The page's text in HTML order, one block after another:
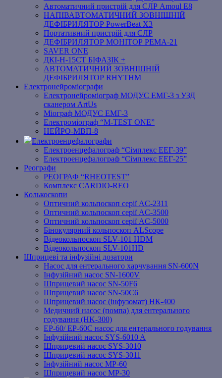
Автоматичний пристрій для СЛР Amoul E8
НАПІВАВТОМАТИЧНИЙ ЗОВНІШНІЙ
ДЕФІБРИЛЯТОР PowerBeat X3
Портативний пристрій для СЛР
ДЕФІБРИЛЯТОР МОНІТОР РЕМА-21
SAVER ONE
ДКІ-Н-15СТ БІФАЗІК +
АВТОМАТИЧНИЙ ЗОВНІШНІЙ
ДЕФІБРИЛЯТОР RHYTHM
Електронейроміографи
Електронейроміограф МОДУС ЕМГ-3 з УЗД
сканером ArtUs
Міограф МОДУС ЕМГ-3
Електроміограф “M-TEST ONE”
НЕЙРО-МВП-8
Електроенцефалографи
Електроенцефалограф “Сімплекс ЕЕГ-39”
Електроенцефалограф “Сімплекс ЕЕГ-25”
Реографи
РЕОГРАФ “RHEOTEST”
Комплекс CARDIO-REO
Колькоскопи
Оптичний кольпоскоп серії AC-2311
Оптичний кольпоскоп серії AC-3500
Оптичний кольпоскоп серії AC-5000
Бінокулярний кольпоскоп ALScope
Відеокольпоскоп SLV-101 HDM
Відеокольпоскоп SLV-101HD
Шприцеві та інфузійні дозатори
Насос для ентерального харчування SN-600N
Інфузійний насос SN-1600V
Шприцевий насос SN-50F6
Шприцевий насос SN-50C6
Шприцевий насос (інфузомат) НК-400
Медичний насос (помпа) для ентерального
годування (HK-300)
EP-60/ EP-60C насос для ентерального годування
Інфузійний насос SYS-6010 A
Шприцевий насос SYS-3010
Шприцевий насос SYS-3011
Інфузійний насос MP-60
Шприцевий насос MP-30